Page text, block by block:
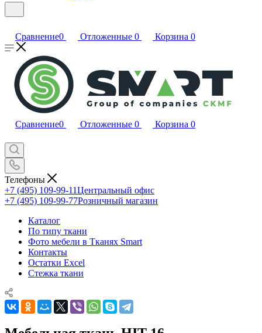
Сравнение0 Отложенные 0 Корзина 0
Сравнение0 Отложенные 0 Корзина 0
Телефоны
+7 (495) 109-99-11Центральный офис
+7 (495) 109-99-77Розничный магазин
Каталог
По типу ткани
Фото мебели в Тканях Smart
Контакты
Остатки Excel
Стежка ткани